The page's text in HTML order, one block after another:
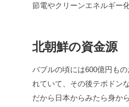
節電やクリーンエネルギー
北朝鮮の資金源
バブルの頃には600億円も
れていて、その後テポドン
だから日本からみたら身か